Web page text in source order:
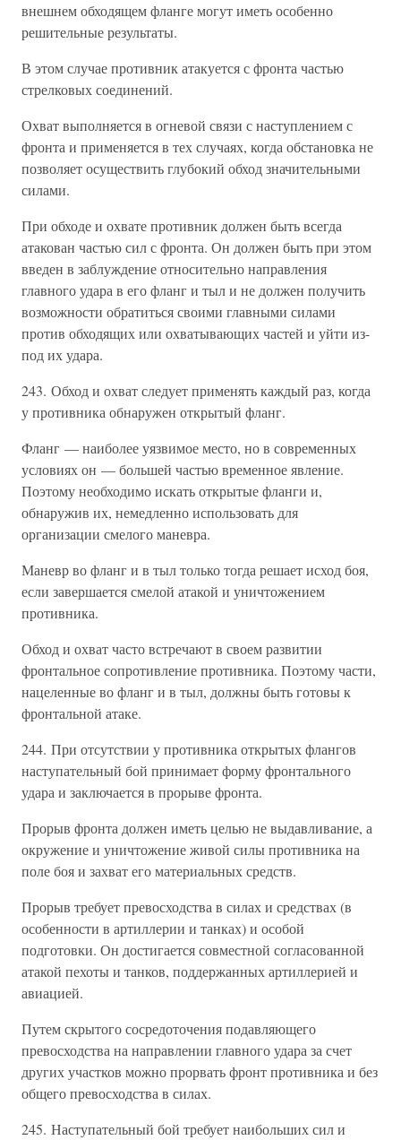
внешнем обходящем фланге могут иметь особенно
решительные результаты.
В этом случае противник атакуется с фронта частью
стрелковых соединений.
Охват выполняется в огневой связи с наступлением с
фронта и применяется в тех случаях, когда обстановка не
позволяет осуществить глубокий обход значительными
силами.
При обходе и охвате противник должен быть всегда
атакован частью сил с фронта. Он должен быть при этом
введен в заблуждение относительно направления
главного удара в его фланг и тыл и не должен получить
возможности обратиться своими главными силами
против обходящих или охватывающих частей и уйти из-
под их удара.
243. Обход и охват следует применять каждый раз, когда
у противника обнаружен открытый фланг.
Фланг — наиболее уязвимое место, но в современных
условиях он — большей частью временное явление.
Поэтому необходимо искать открытые фланги и,
обнаружив их, немедленно использовать для
организации смелого маневра.
Маневр во фланг и в тыл только тогда решает исход боя,
если завершается смелой атакой и уничтожением
противника.
Обход и охват часто встречают в своем развитии
фронтальное сопротивление противника. Поэтому части,
нацеленные во фланг и в тыл, должны быть готовы к
фронтальной атаке.
244. При отсутствии у противника открытых флангов
наступательный бой принимает форму фронтального
удара и заключается в прорыве фронта.
Прорыв фронта должен иметь целью не выдавливание, а
окружение и уничтожение живой силы противника на
поле боя и захват его материальных средств.
Прорыв требует превосходства в силах и средствах (в
особенности в артиллерии и танках) и особой
подготовки. Он достигается совместной согласованной
атакой пехоты и танков, поддержанных артиллерией и
авиацией.
Путем скрытого сосредоточения подавляющего
превосходства на направлении главного удара за счет
других участков можно прорвать фронт противника и без
общего превосходства в силах.
245. Наступательный бой требует наибольших сил и